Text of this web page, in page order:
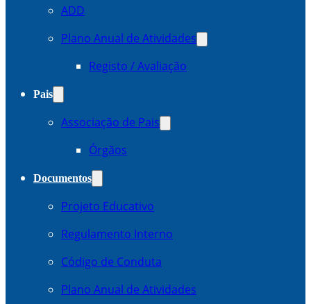
ADD
Plano Anual de Atividades
Registo / Avaliação
Pais
Associação de Pais
Órgãos
Documentos
Projeto Educativo
Regulamento Interno
Código de Conduta
Plano Anual de Atividades